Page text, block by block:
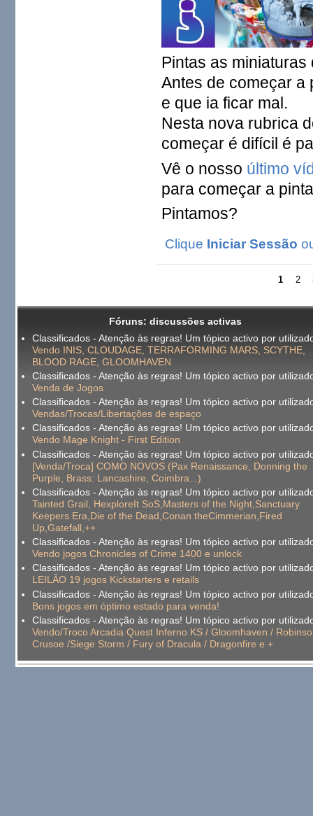
Pintas as
Antes de começar a
e que ia ficar mal.
Nesta nova rubrica
começar é difícil é
Vê o nosso último
para começar a
Pintamos?
Clique Iniciar Sessão
1 2
Fóruns: discussões activas
Classificados - Atenção às regras! Um tópico activo por
Vendo INIS, CLOUDAGE, TERRAFORMING MARS, SCYTHE,
BLOOD RAGE, GLOOMHAVEN
Classificados - Atenção às regras! Um tópico activo por
Venda de Jogos
Classificados - Atenção às regras! Um tópico activo por
Vendas/Trocas/Libertações de espaço
Classificados - Atenção às regras! Um tópico activo por
Vendo Mage Knight - First Edition
Classificados - Atenção às regras! Um tópico activo por
[Venda/Troca] COMO NOVOS (Pax Renaissance, Donning the
Purple, Brass: Lancashire, Coimbra...)
Classificados - Atenção às regras! Um tópico activo por
Tainted Grail, HexploreIt SoS,Masters of the Night,Sanctuary
Keepers Era,Die of the Dead,Conan theCimmerian,Fired
Up,Gatefall,++
Classificados - Atenção às regras! Um tópico activo por
Vendo jogos Chronicles of Crime 1400 e unlock
Classificados - Atenção às regras! Um tópico activo por
LEILÃO 19 jogos Kickstarters e retails
Classificados - Atenção às regras! Um tópico activo por
Bons jogos em óptimo estado para venda!
Classificados - Atenção às regras! Um tópico activo por
Vendo/Troco Arcadia Quest Inferno KS / Gloomhaven /
Crusoe /Siege Storm / Fury of Dracula / Dragonfire e +